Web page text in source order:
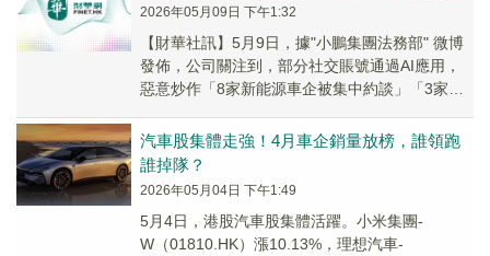
2026年05月09日 下午1:32
​【財華社訊】5月9日，據"小鵬集團法務部" 微博
發佈，公司關注到，部分社交賬號通過AI應用，
惡意炒作「8家新能源車企被集中約談」「3家涉
汽車股集體走強！4月車企銷量放榜，誰領跑
誰掉隊？
2026年05月04日 下午1:49
5月4日，港股汽車股集體活躍。小米集團-
W（01810.HK）漲10.13%，理想汽車-